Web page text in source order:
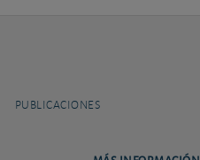
PUBLICACIONES